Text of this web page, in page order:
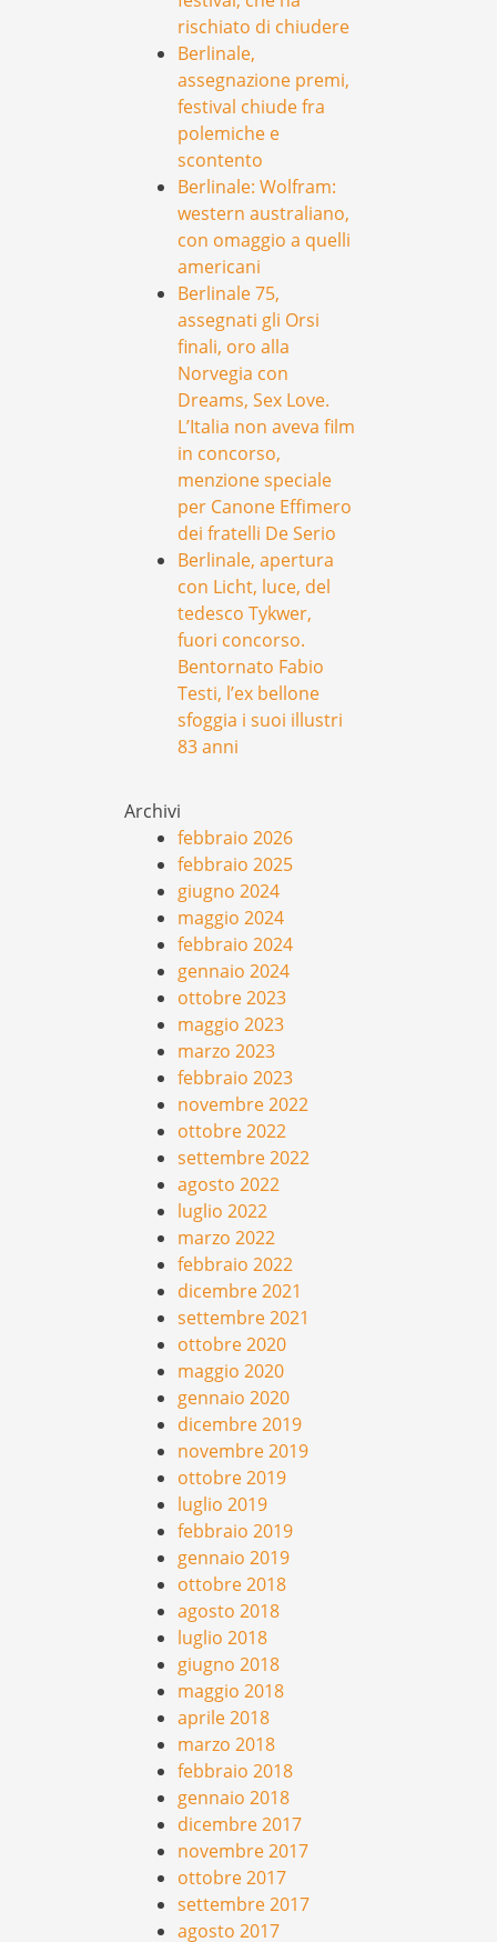
rischiato di chiudere
Berlinale,
assegnazione premi,
festival chiude fra
polemiche e
scontento
Berlinale: Wolfram:
western australiano,
con omaggio a quelli
americani
Berlinale 75,
assegnati gli Orsi
finali, oro alla
Norvegia con
Dreams, Sex Love.
L’Italia non aveva film
in concorso,
menzione speciale
per Canone Effimero
dei fratelli De Serio
Berlinale, apertura
con Licht, luce, del
tedesco Tykwer,
fuori concorso.
Bentornato Fabio
Testi, l’ex bellone
sfoggia i suoi illustri
83 anni
Archivi
febbraio 2026
febbraio 2025
giugno 2024
maggio 2024
febbraio 2024
gennaio 2024
ottobre 2023
maggio 2023
marzo 2023
febbraio 2023
novembre 2022
ottobre 2022
settembre 2022
agosto 2022
luglio 2022
marzo 2022
febbraio 2022
dicembre 2021
settembre 2021
ottobre 2020
maggio 2020
gennaio 2020
dicembre 2019
novembre 2019
ottobre 2019
luglio 2019
febbraio 2019
gennaio 2019
ottobre 2018
agosto 2018
luglio 2018
giugno 2018
maggio 2018
aprile 2018
marzo 2018
febbraio 2018
gennaio 2018
dicembre 2017
novembre 2017
ottobre 2017
settembre 2017
agosto 2017